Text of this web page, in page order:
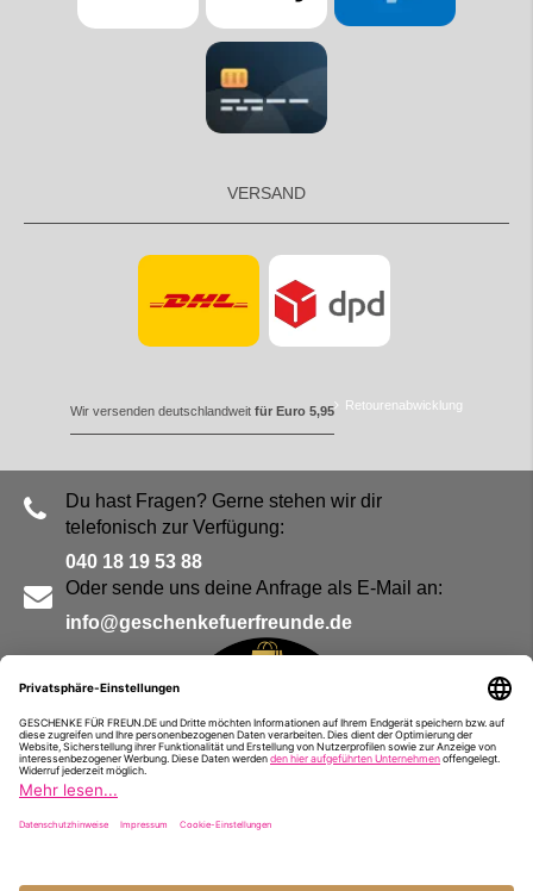
VERSAND
Wir versenden deutschlandweit für Euro 5,95 Retourenabwicklung
Du hast Fragen? Gerne stehen wir dir
telefonisch zur Verfügung:
040 18 19 53 88
Oder sende uns deine Anfrage als E-Mail an:
info@geschenkefuerfreunde.de